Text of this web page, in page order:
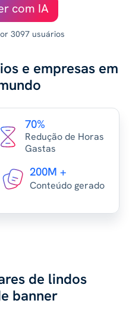
com IA
3097 usuários
e empresas em
70%
Redução de Horas
Gastas
200M +
Conteúdo gerado
de lindos
banner